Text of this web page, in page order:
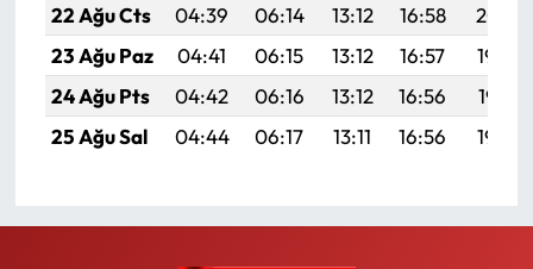
22 Ağu Cts
04:39 06:14 13:12 16:58
20:01
23 Ağu Paz
04:41 06:15 13:12 16:57
19:59
24 Ağu Pts
04:42 06:16 13:12 16:56
19:58
25 Ağu Sal
04:44 06:17 13:11 16:56 19:56